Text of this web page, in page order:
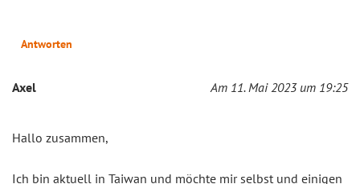
Antworten
Axel Am 11. Mai 2023 um 19:25
Hallo zusammen,
Ich bin aktuell in Taiwan und möchte mir selbst und einigen